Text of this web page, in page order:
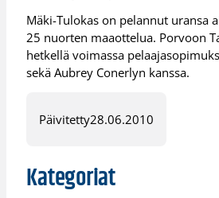
Mäki-Tulokas on pelannut uransa
25 nuorten maaottelua. Porvoon
hetkellä voimassa
sekä Aubrey Conerlyn kanssa.
Päivitetty28.06.2010
Kategoriat